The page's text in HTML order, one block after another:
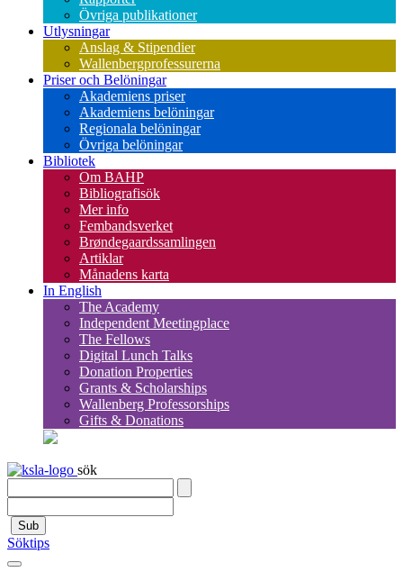
Övriga publikationer
Utlysningar
Anslag & Stipendier
Wallenbergprofessurerna
Priser och Belöningar
Akademiens priser
Akademiens belöningar
Regionala belöningar
Övriga belöningar
Bibliotek
Om BAHP
Bibliografisök
Mer info
Fembandsverket
Brøndegaardssamlingen
Artiklar
Månadens karta
In English
The Academy
Independent Meetingplace
The Fellows
Digital Lunch Talks
Donation Properties
Grants & Scholarships
Wallenberg Professorships
Gifts & Donations
sök
Sub
Söktips